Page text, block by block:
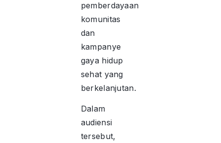
pemberdayaan
komunitas
dan
kampanye
gaya hidup
sehat yang
berkelanjutan.
Dalam
audiensi
tersebut,